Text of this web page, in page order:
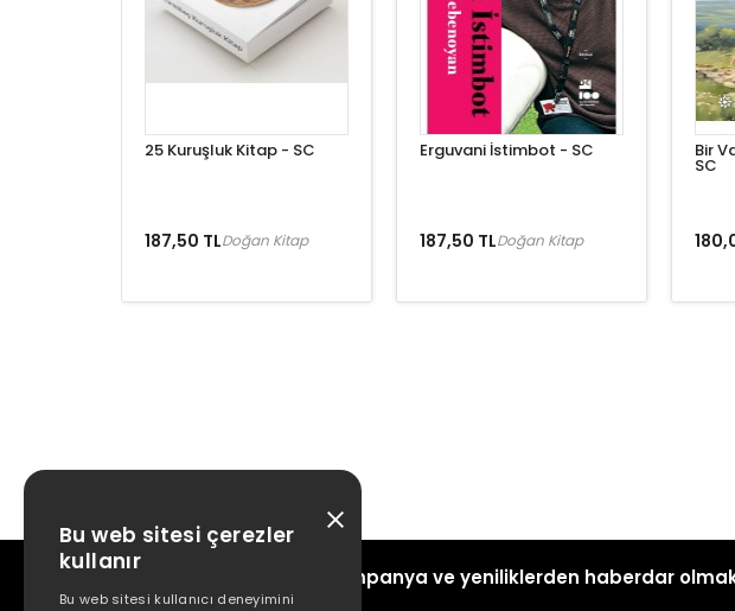
25 Kuruşluk Kitap - SC
187,50 TLDoğan Kitap
Erguvani İstimbot - SC
187,50 TLDoğan Kitap
Bir
SC
Kampanya ve yeniliklerden haberdar
Bu web sitesi çerezler
kullanır
Bu web sitesi kullanıcı deneyimini